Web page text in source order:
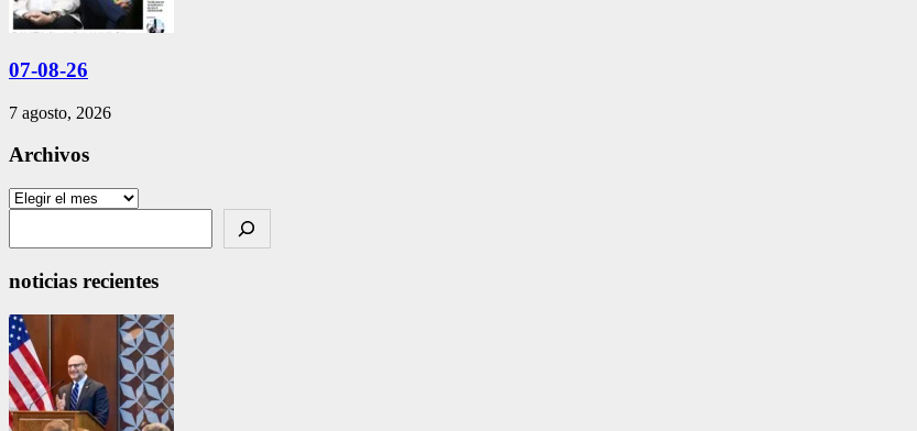
07-08-26
7 agosto, 2026
Archivos
Archivos
noticias recientes